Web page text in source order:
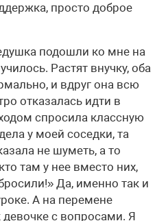
просто доброе
подошли ко мне на
Растят внучку, оба
и вдруг она всю
отказалась идти в
спросила классную
у моей соседки, та
не шуметь, а то
там у нее вместо них,
Да, именно так и
А на перемене
с вопросами. Я